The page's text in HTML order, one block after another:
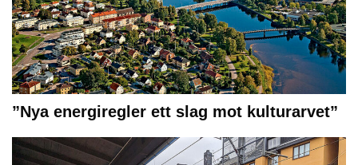
”Nya energiregler ett slag mot kulturarvet”